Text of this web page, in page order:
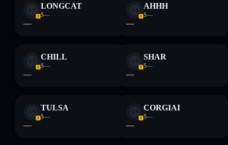
LONGCAT
$—
—
AHHH
$—
—
CHILL
$—
—
SHAR
$—
—
TULSA
$—
—
CORGIAI
$—
—